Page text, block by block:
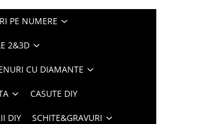
PE NUMERE
2&3D
CU DIAMANTE
CASUTE DIY
DIY SCHITE&GRAVURI